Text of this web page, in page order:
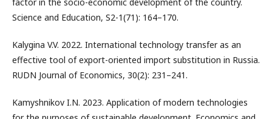
Science and Education, S2-1(71): 164–170.
Kalygina V.V. 2022. International technology transfer as an
effective tool of export-oriented import substitution in Russia.
RUDN Journal of Economics, 30(2): 231–241.
Kamyshnikov I.N. 2023. Application of modern technologies